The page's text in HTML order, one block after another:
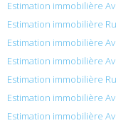
Estimation immobilière
Estimation immobilière
Estimation immobilière
Estimation immobilière
Estimation immobilière
Estimation immobilière
Estimation immobilière